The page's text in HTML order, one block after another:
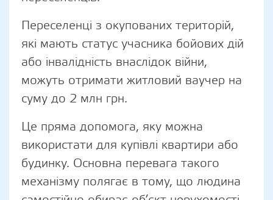
Переселенці з окупованих територій,
які мають статус учасника бойових дій
або інвалідність внаслідок війни,
можуть отримати житловий ваучер на
суму до 2 млн грн.
Це пряма допомога, яку можна
використати для купівлі квартири або
будинку. Основна перевага такого
механізму полягає в тому, що людина